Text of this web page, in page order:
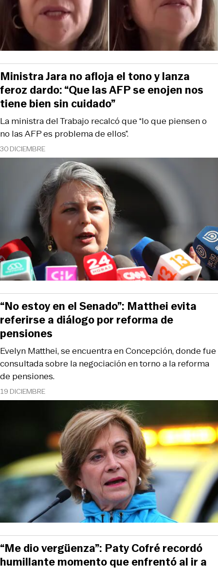
30 DICIEMBRE
La ministra del Trabajo recalcó que “lo que piensen o
no las AFP es problema de ellos”.
Ministra Jara no afloja el tono y lanza
feroz dardo: “Que las AFP se enojen nos
tiene bien sin cuidado”
19 DICIEMBRE
Evelyn Matthei, se encuentra en Concepción, donde fue
consultada sobre la negociación en torno a la reforma
de pensiones.
“No estoy en el Senado”: Matthei evita
referirse a diálogo por reforma de
pensiones
“Me dio vergüenza”: Paty Cofré recordó
humillante momento que enfrentó al ir a